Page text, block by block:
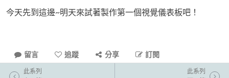
今天先到這邊~明天來試著製作第一個視覺儀表板吧！
留言 追蹤 分享 訂閱
此系列
此系列